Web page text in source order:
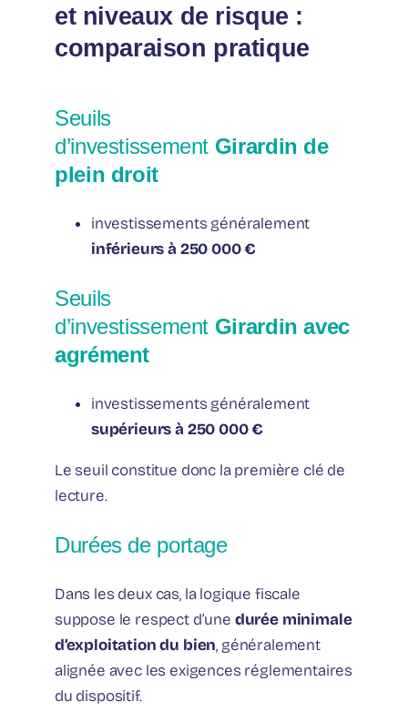
et niveaux de risque :
comparaison pratique
Seuils
d’investissement Girardin de
plein droit
investissements généralement
inférieurs à 250 000 €
Seuils
d’investissement Girardin avec
agrément
investissements généralement
supérieurs à 250 000 €
Le seuil constitue donc la première clé de
lecture.
Durées de portage
Dans les deux cas, la logique fiscale
suppose le respect d’une durée minimale
d’exploitation du bien, généralement
alignée avec les exigences réglementaires
du dispositif.